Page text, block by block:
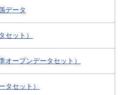
データ
セット）
オープンデータセット）
タセット）